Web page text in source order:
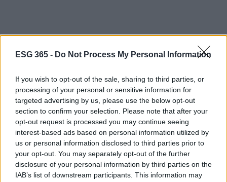
ESG 365 - Do Not Process My Personal Information
If you wish to opt-out of the sale, sharing to third parties, or
processing of your personal or sensitive information for
targeted advertising by us, please use the below opt-out
section to confirm your selection. Please note that after your
opt-out request is processed you may continue seeing
interest-based ads based on personal information utilized by
us or personal information disclosed to third parties prior to
your opt-out. You may separately opt-out of the further
disclosure of your personal information by third parties on the
IAB’s list of downstream participants. This information may
AUTORE
AiAdhubMedia